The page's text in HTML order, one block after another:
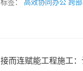
标签： 高效协同办公 跨
接而连赋能工程施工